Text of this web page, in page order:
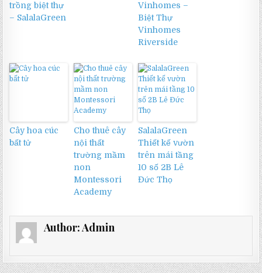
trồng biệt thự
– SalalaGreen
Vinhomes –
Biệt Thự
Vinhomes
Riverside
Cây hoa cúc
bất tử
Cho thuê cây
nội thất
trường mầm
non
Montessori
Academy
SalalaGreen
Thiết kế vườn
trên mái tầng
10 số 2B Lê
Đức Thọ
Author:Admin